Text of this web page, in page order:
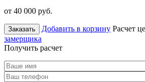
от 40 000 руб.
Заказать Добавить в корзину Расчет
замерщика
Получить расчет